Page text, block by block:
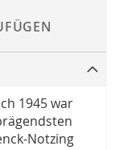
1945 war
Notzing